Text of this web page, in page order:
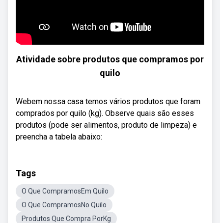
Atividade sobre produtos que compramos por
quilo
Webem nossa casa temos vários produtos que foram
comprados por quilo (kg). Observe quais são esses
produtos (pode ser alimentos, produto de limpeza) e
preencha a tabela abaixo:
Tags
O Que CompramosEm Quilo
O Que CompramosNo Quilo
Produtos Que Compra PorKg